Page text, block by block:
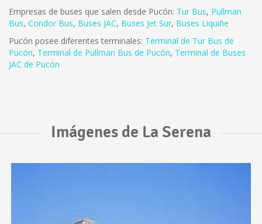
Empresas de buses que salen desde Pucón: Tur Bus, Pullman
Bus, Condor Bus, Buses JAC, Buses Jet Sur, Buses Liquiñe
Pucón posee diferentes terminales: Terminal de Tur Bus de
Pucón, Terminal de Pullman Bus de Pucón, Terminal de Buses
JAC de Pucón
Imágenes de La Serena